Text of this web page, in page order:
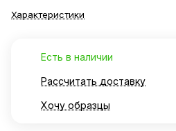
Характеристики
Есть в наличии
Рассчитать доставку
Хочу образцы